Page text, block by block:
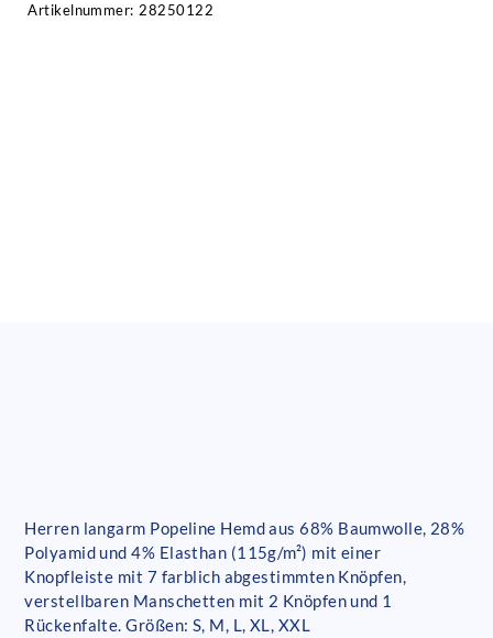
Artikelnummer: 28250122
Herren langarm Popeline Hemd aus 68% Baumwolle, 28%
Polyamid und 4% Elasthan (115g/m²) mit einer
Knopfleiste mit 7 farblich abgestimmten Knöpfen,
verstellbaren Manschetten mit 2 Knöpfen und 1
Rückenfalte. Größen: S, M, L, XL, XXL